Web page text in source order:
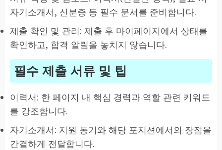
자기소개서, 신분증 등 필수 문서를 준비합니다.
제출 확인 및 관리: 제출 후 마이페이지에서 상태를
확인하고, 합격 알림을 놓치지 않습니다.
필수 제출 서류 및 팁
이력서: 한 페이지 내 핵심 경력과 역할 관련 키워드
를 강조합니다.
자기소개서: 지원 동기와 해당 포지션에서의 장점을
간결하게 전달합니다.